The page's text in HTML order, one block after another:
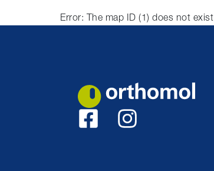
Error: The map ID (1) does not exist